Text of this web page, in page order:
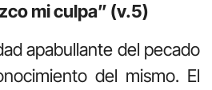
mi culpa” (v.5)
apabullante del pecado
del mismo. El